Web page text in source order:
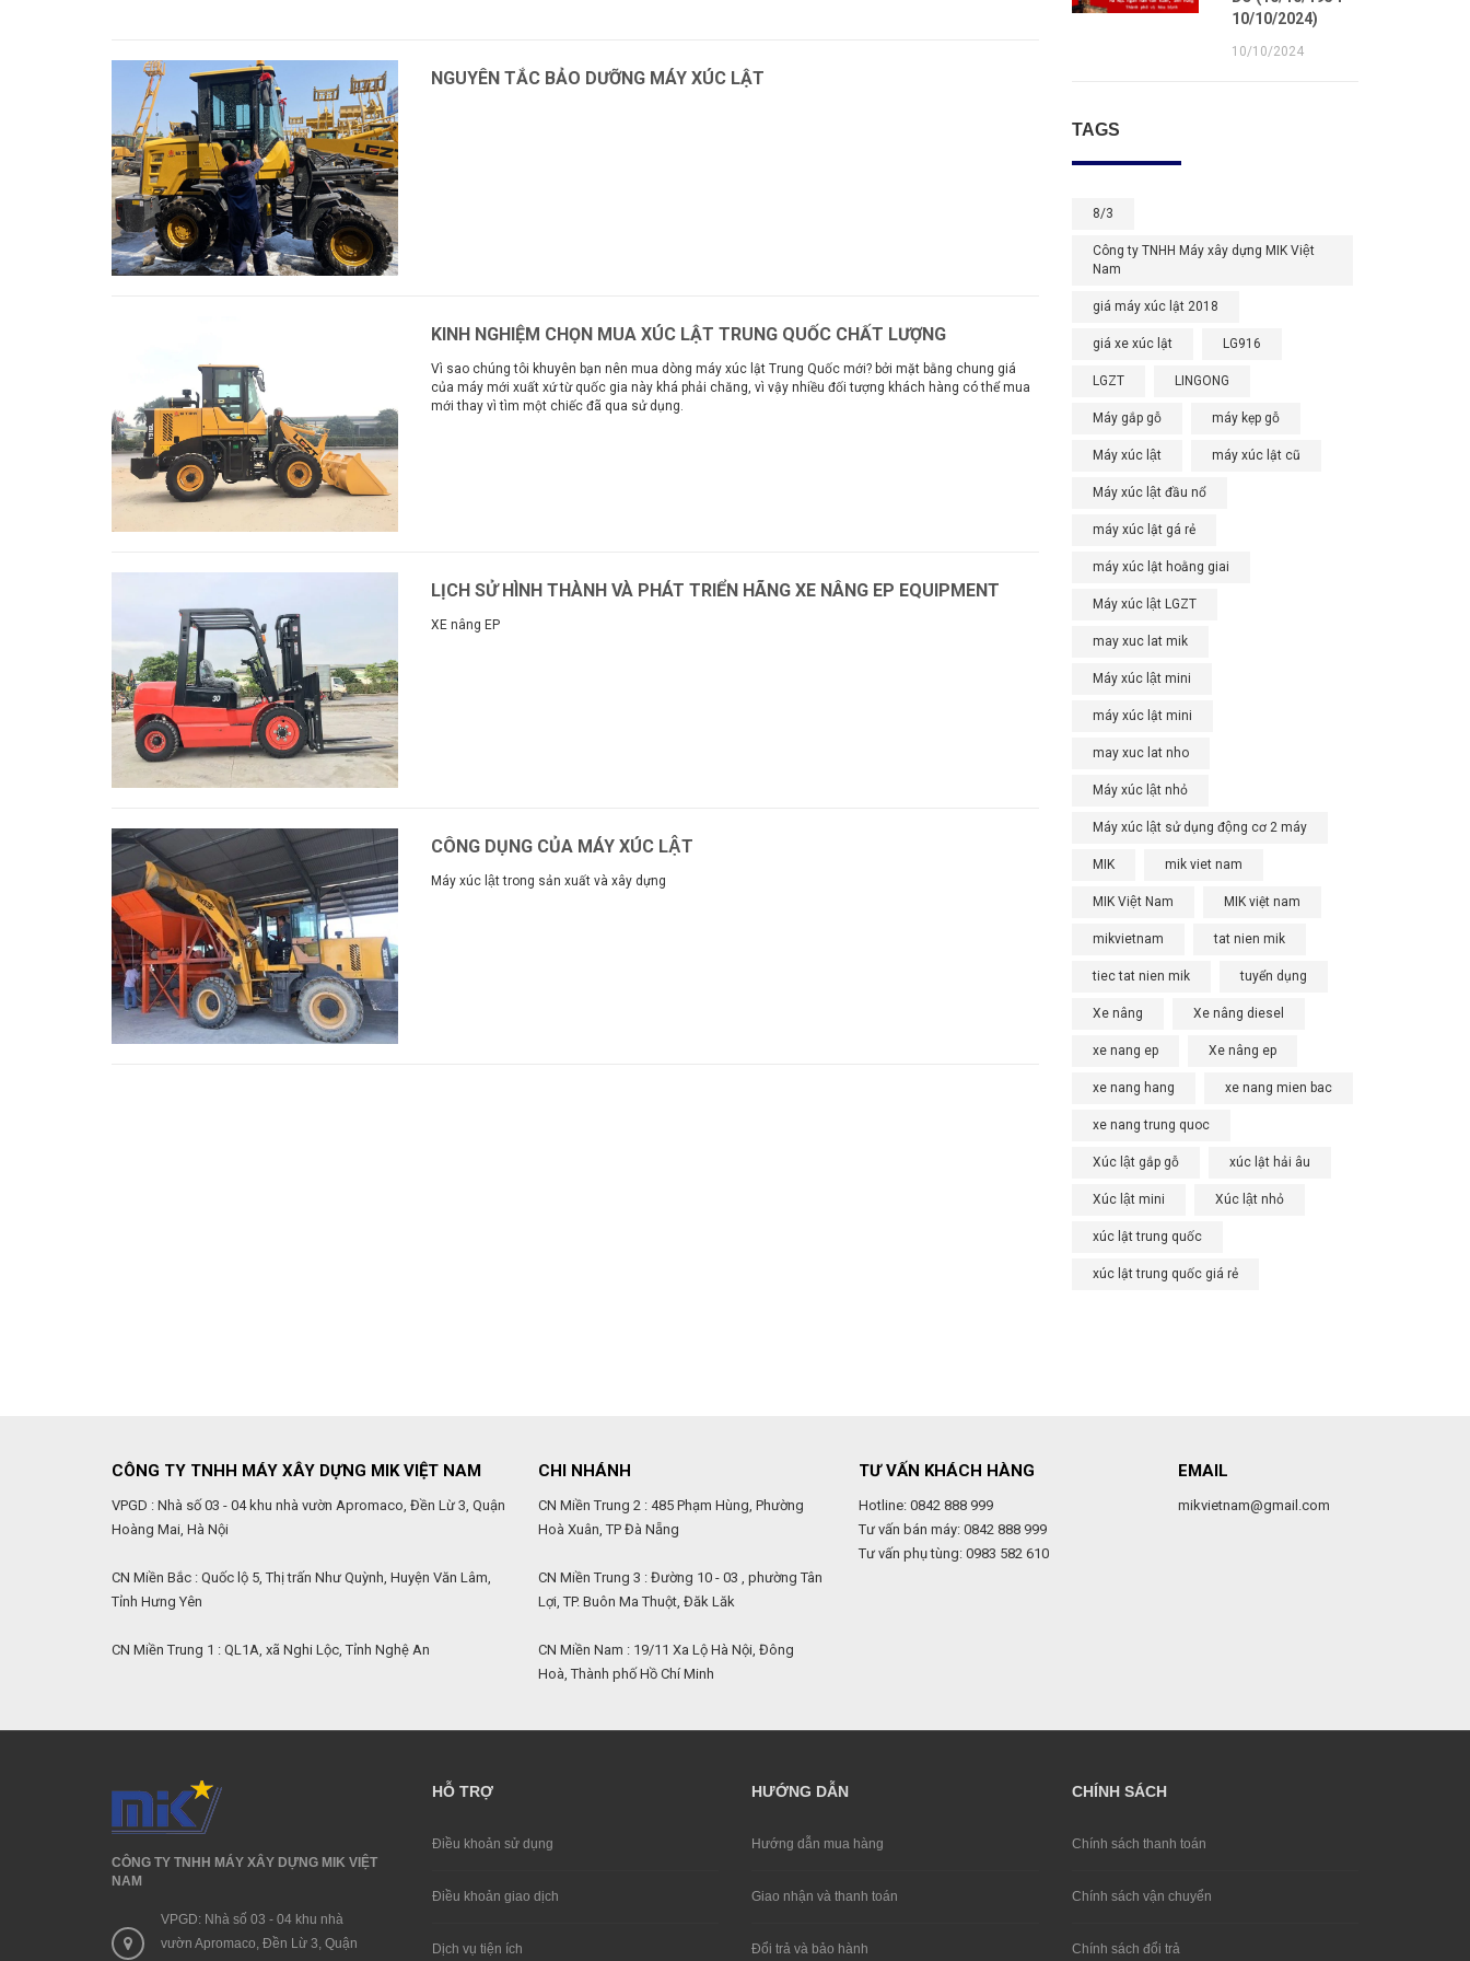
NGUYÊN TẮC BẢO DƯỠNG MÁY XÚC LẬT
KINH NGHIỆM CHỌN MUA XÚC LẬT TRUNG QUỐC CHẤT LƯỢNG
Vì sao chúng tôi khuyên bạn nên mua dòng máy xúc lật Trung Quốc mới? bởi mặt bằng chung giá
của máy mới xuất xứ từ quốc gia này khá phải chăng, vì vậy nhiều đối tượng khách hàng có thể mua
mới thay vì tìm một chiếc đã qua sử dụng.
LỊCH SỬ HÌNH THÀNH VÀ PHÁT TRIỂN HÃNG XE NÂNG EP EQUIPMENT
XE nâng EP
CÔNG DỤNG CỦA MÁY XÚC LẬT
Máy xúc lật trong sản xuất và xây dựng
10/10/2024)
10/10/2024
TAGS
8/3
Công ty TNHH Máy xây dựng MIK Việt
Nam
giá máy xúc lật 2018
giá xe xúc lật LG916
LGZT LINGONG
Máy gắp gỗ máy kẹp gỗ
Máy xúc lật máy xúc lật cũ
Máy xúc lật đầu nổ
máy xúc lật gá rẻ
máy xúc lật hoằng giai
Máy xúc lật LGZT
may xuc lat mik
Máy xúc lật mini
máy xúc lật mini
may xuc lat nho
Máy xúc lật nhỏ
Máy xúc lật sử dụng động cơ 2 máy
MIK mik viet nam
MIK Việt Nam MIK việt nam
mikvietnam tat nien mik
tiec tat nien mik tuyển dụng
Xe nâng Xe nâng diesel
xe nang ep Xe nâng ep
xe nang hang xe nang mien bac
xe nang trung quoc
Xúc lật gắp gỗ xúc lật hải âu
Xúc lật mini Xúc lật nhỏ
xúc lật trung quốc
xúc lật trung quốc giá rẻ
CÔNG TY TNHH MÁY XÂY DỰNG MIK VIỆT NAM
VPGD : Nhà số 03 - 04 khu nhà vườn Apromaco, Đền Lừ 3, Quận
Hoàng Mai, Hà Nội
CN Miền Bắc : Quốc lộ 5, Thị trấn Như Quỳnh, Huyện Văn Lâm,
Tỉnh Hưng Yên
CN Miền Trung 1 : QL1A, xã Nghi Lộc, Tỉnh Nghệ An
CHI NHÁNH
CN Miền Trung 2 : 485 Phạm Hùng, Phường
Hoà Xuân, TP Đà Nẵng
CN Miền Trung 3 : Đường 10 - 03 , phường Tân
Lợi, TP. Buôn Ma Thuột, Đăk Lăk
CN Miền Nam : 19/11 Xa Lộ Hà Nội, Đông
Hoà, Thành phố Hồ Chí Minh
TƯ VẤN KHÁCH HÀNG
Hotline: 0842 888 999
Tư vấn bán máy: 0842 888 999
Tư vấn phụ tùng: 0983 582 610
EMAIL
mikvietnam@gmail.com
CÔNG TY TNHH MÁY XÂY DỰNG MIK VIỆT
NAM
VPGD: Nhà số 03 - 04 khu nhà
vườn Apromaco, Đền Lừ 3, Quận
HỖ TRỢ
Điều khoản sử dụng
Điều khoản giao dịch
Dịch vụ tiện ích
HƯỚNG DẪN
Hướng dẫn mua hàng
Giao nhận và thanh toán
Đổi trả và bảo hành
CHÍNH SÁCH
Chính sách thanh toán
Chính sách vận chuyển
Chính sách đổi trả